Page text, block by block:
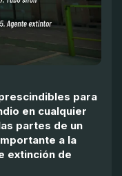
para
en cualquier
partes de un
a la
extinción de